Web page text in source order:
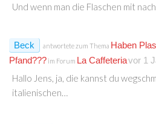
Und wenn man die Flaschen mit
Beck antwortete zum Thema Haben
Pfand??? im Forum La Caffeteriavor 1
Hallo Jens, ja, die kannst du
italienischen…